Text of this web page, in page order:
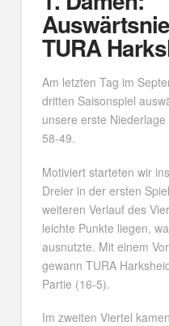
TURA
Am letzten Tag im
dritten Saisonspiel
unsere erste
58-49.
Motiviert starteten wir
Dreier in der ersten
weiteren Verlauf des
leichte Punkte liegen,
ausnutzte. Mit einem
gewann TURA
Partie (16-5).
Im zweiten Viertel